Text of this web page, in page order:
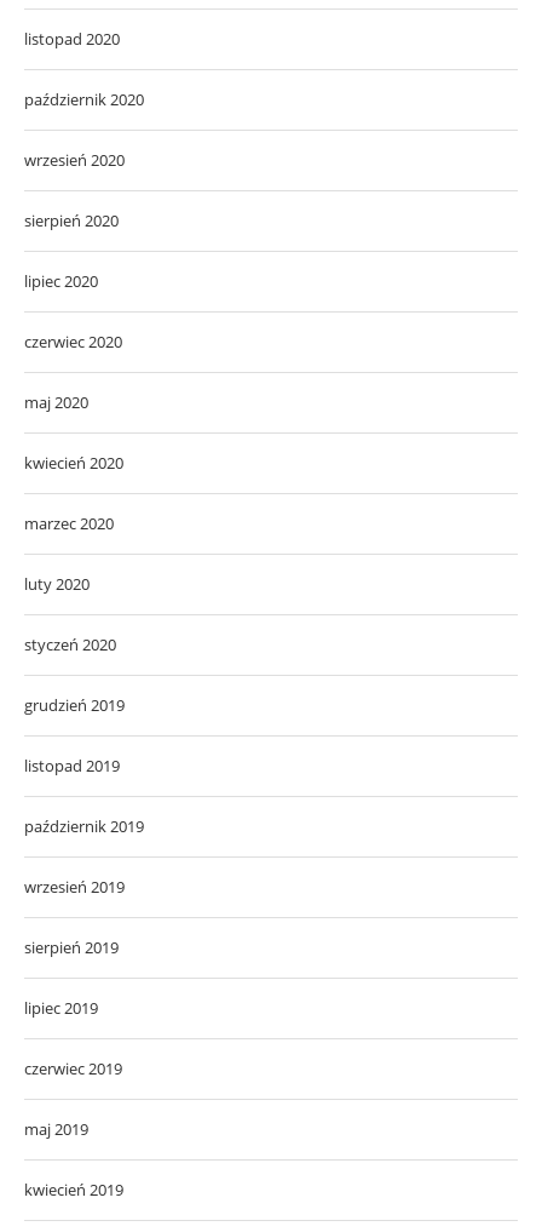
listopad 2020
październik 2020
wrzesień 2020
sierpień 2020
lipiec 2020
czerwiec 2020
maj 2020
kwiecień 2020
marzec 2020
luty 2020
styczeń 2020
grudzień 2019
listopad 2019
październik 2019
wrzesień 2019
sierpień 2019
lipiec 2019
czerwiec 2019
maj 2019
kwiecień 2019